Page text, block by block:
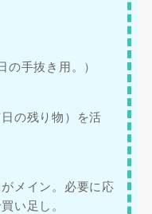
手抜き用。）
の残り物）を活
メイン。必要に応
い足し。